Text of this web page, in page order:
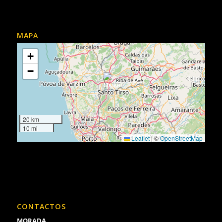
MAPA
+
−
20 km
10 mi
Leaflet|©OpenStreetMap
CONTACTOS